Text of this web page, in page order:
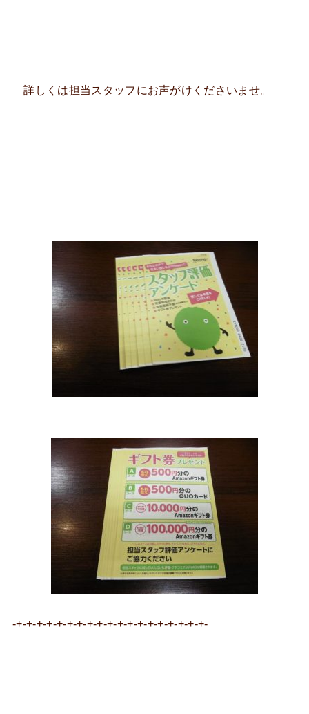
詳しくは担当スタッフにお声がけくださいませ。
-+-+-+-+-+-+-+-+-+-+-+-+-+-+-+-+-+-+-+-